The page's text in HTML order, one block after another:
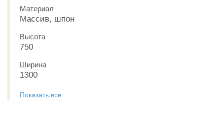
Материал
Массив, шпон
Высота
750
Ширина
1300
Показать все